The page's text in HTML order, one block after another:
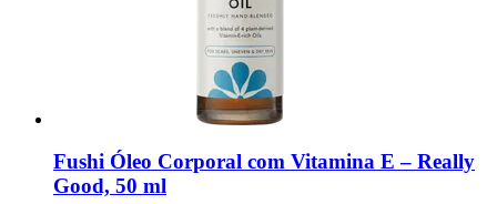
Fushi Óleo Corporal com Vitamina E – Really
Good, 50 ml